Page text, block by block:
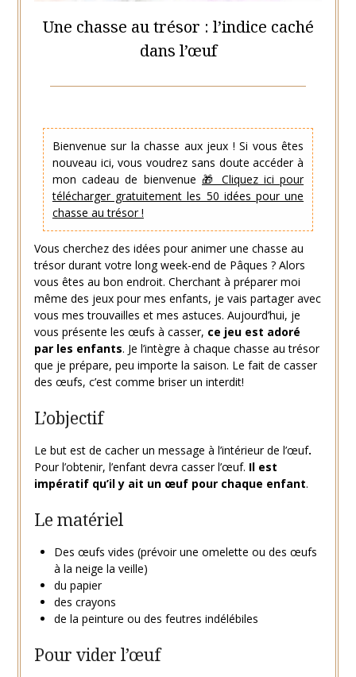
Une chasse au trésor : l’indice caché
dans l’œuf
17
mars
2021
Bienvenue sur la chasse aux jeux ! Si vous êtes
nouveau ici, vous voudrez sans doute accéder à
mon cadeau de bienvenue 🎁 Cliquez ici pour
télécharger gratuitement les 50 idées pour une
chasse au trésor !
Vous cherchez des idées pour animer une chasse au
trésor durant votre long week-end de Pâques ? Alors
vous êtes au bon endroit. Cherchant à préparer moi
même des jeux pour mes enfants, je vais partager avec
vous mes trouvailles et mes astuces. Aujourd’hui, je
vous présente les œufs à casser, ce jeu est adoré
par les enfants. Je l’intègre à chaque chasse au trésor
que je prépare, peu importe la saison. Le fait de casser
des œufs, c’est comme briser un interdit!
L’objectif
Le but est de cacher un message à l’intérieur de l’œuf.
Pour l’obtenir, l’enfant devra casser l’œuf. Il est
impératif qu’il y ait un œuf pour chaque enfant.
Le matériel
Des œufs vides (prévoir une omelette ou des œufs
à la neige la veille)
du papier
des crayons
de la peinture ou des feutres indélébiles
Pour vider l’œuf